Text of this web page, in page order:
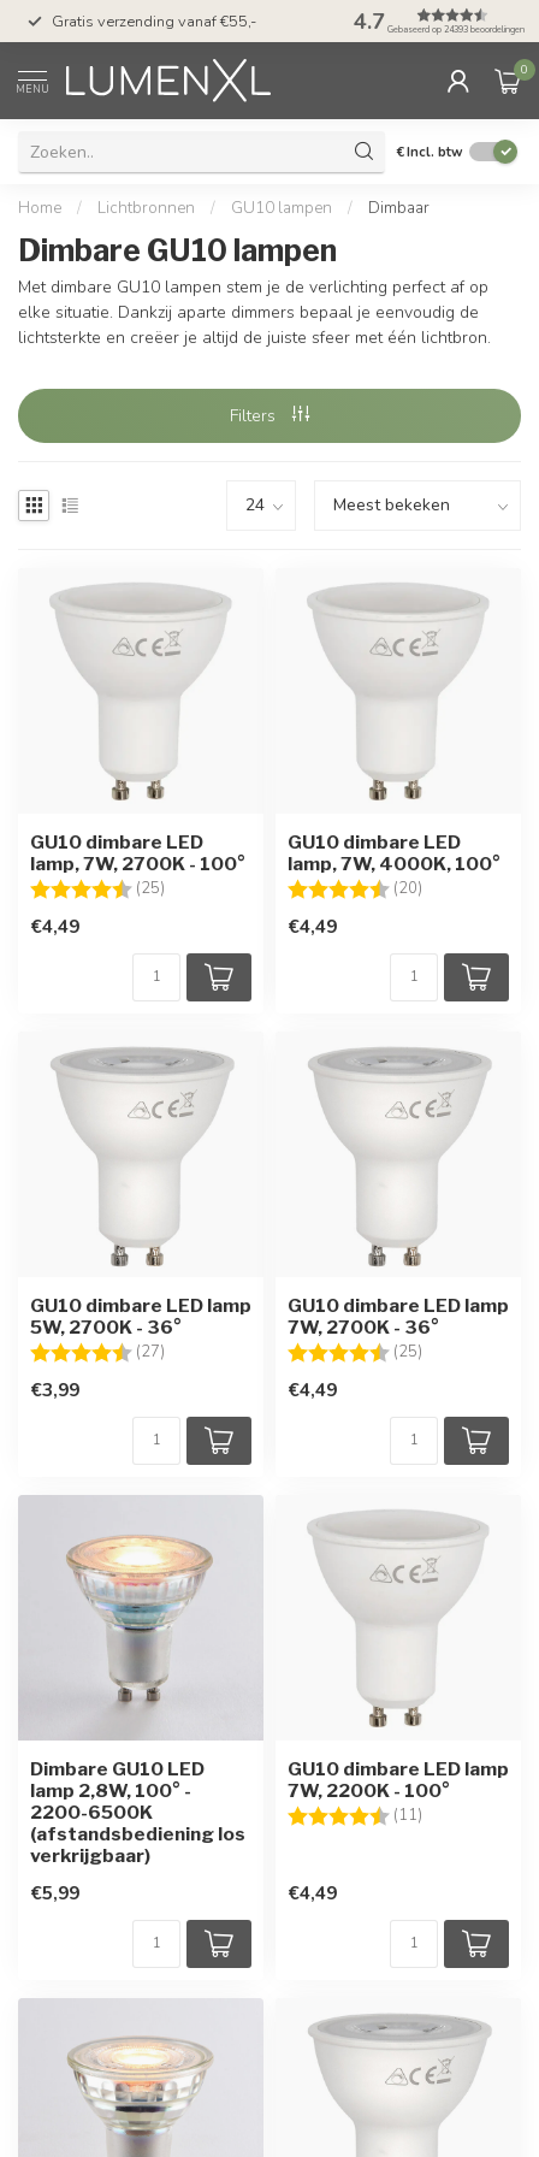
Gratis verzending vanaf €55,- 50 dagen
met Klarna
4.7 Gebaseerd op 24393 beoordelingen
MENU
0
€Incl. btw
Home / Lichtbronnen / GU10 lampen / Dimbaar
Dimbare GU10 lampen
Met dimbare GU10 lampen stem je de verlichting perfect af op
elke situatie. Dankzij aparte dimmers bepaal je eenvoudig de
lichtsterkte en creëer je altijd de juiste sfeer met één lichtbron.
Filters
GU10 dimbare LED
lamp, 7W, 2700K - 100°
Beoordeling: (25)
€4,49
GU10 dimbare LED
lamp, 7W, 4000K, 100°
Beoordeling: (20)
€4,49
GU10 dimbare LED lamp
5W, 2700K - 36°
Beoordeling: (27)
€3,99
GU10 dimbare LED lamp
7W, 2700K - 36°
Beoordeling: (25)
€4,49
Dimbare GU10 LED
lamp 2,8W, 100° -
2200-6500K
(afstandsbediening los
verkrijgbaar)
€5,99
GU10 dimbare LED lamp
7W, 2200K - 100°
Beoordeling: (11)
€4,49